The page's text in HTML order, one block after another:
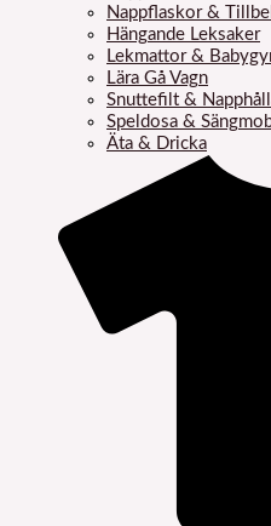
Nappflaskor &
Hängande Leksaker
Lekmattor &
Lära Gå Vagn
Snuttefilt &
Speldosa &
Äta & Dricka